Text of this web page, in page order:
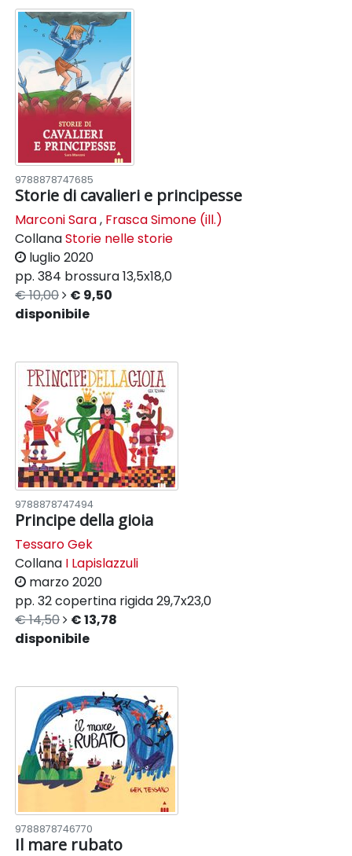
9788878747685
Storie di cavalieri e principesse
Marconi Sara, Frasca Simone (ill.)
CollanaStorie nelle storie
luglio 2020
pp. 384 brossura13,5x18,0
€ 10,00
€ 9,50
disponibile
9788878747494
Principe della gioia
Tessaro Gek
Collana I Lapislazzuli
marzo 2020
pp. 32copertina rigida29,7x23,0
€ 14,50
€ 13,78
disponibile
9788878746770
Il mare rubato